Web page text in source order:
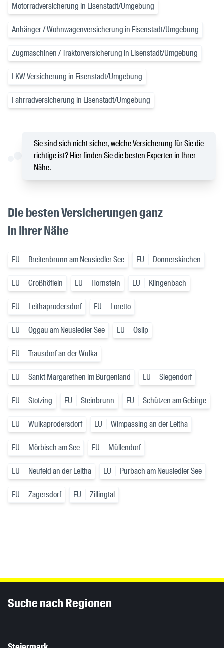
Motorradversicherung in Eisenstadt/Umgebung
Anhänger / Wohnwagenversicherung in Eisenstadt/Umgebung
Zugmaschinen / Traktorversicherung in Eisenstadt/Umgebung
LKW Versicherung in Eisenstadt/Umgebung
Fahrradversicherung in Eisenstadt/Umgebung
Sie sind sich nicht sicher, welche Versicherung für Sie die
richtige ist? Hier finden Sie die besten Experten in Ihrer
Nähe.
Die besten Versicherungen ganz
in Ihrer Nähe
EU Breitenbrunn am Neusiedler See EU Donnerskirchen
EU Großhöflein EU Hornstein EU Klingenbach
EU Leithaprodersdorf EU Loretto
EU Oggau am Neusiedler See EU Oslip
EU Trausdorf an der Wulka
EU Sankt Margarethen im Burgenland EU Siegendorf
EU Stotzing EU Steinbrunn EU Schützen am Gebirge
EU Wulkaprodersdorf EU Wimpassing an der Leitha
EU Mörbisch am See EU Müllendorf
EU Neufeld an der Leitha EU Purbach am Neusiedler See
EU Zagersdorf EU Zillingtal
Suche nach Regionen